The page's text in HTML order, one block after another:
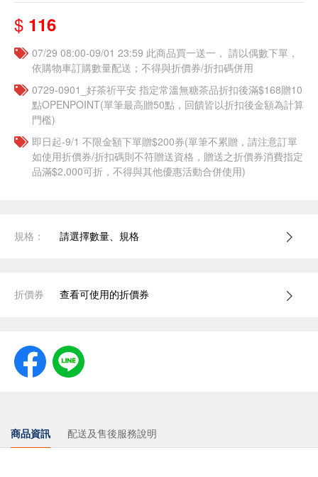
$ 116
07/29 08:00-09/01 23:59 此商品買一送一， 請以偶數下單，
依購物車訂購數量配送；不得與折價券/折扣碼併用
​​0729-0901_好茶祈平安 指定常溫無糖茶品折扣後滿$168贈10
點OPENPOINT(單筆最高贈50點，回饋皆以折扣後金額為計算
門檻)
即日起-9/1 不限金額下單贈$200券(單筆不累贈，請注意訂單
如使用折價券/折扣碼則不符贈送資格，贈送之折價券消費指定
品滿$2,000可折，不得與其他優惠活動合併使用)
規格： 請選擇數量、規格
折價券 查看可使用的折價券
商品資訊 配送及售後服務說明